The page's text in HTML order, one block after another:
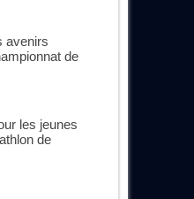
avenirs
de
les jeunes
de